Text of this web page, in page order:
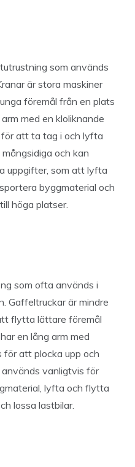
som används
är stora maskiner
föremål från en plats
med en kloliknande
att ta tag i och lyfta
och kan
uppgifter, som att lyfta
byggmaterial och
höga platser.
som ofta används i
Gaffeltruckar är mindre
flytta lättare föremål
en lång arm med
för att plocka upp och
vanligtvis för
lyfta och flytta
lossa lastbilar.